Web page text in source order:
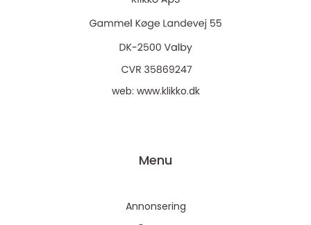
web: www.klikko.dk
Menu
Annonsering